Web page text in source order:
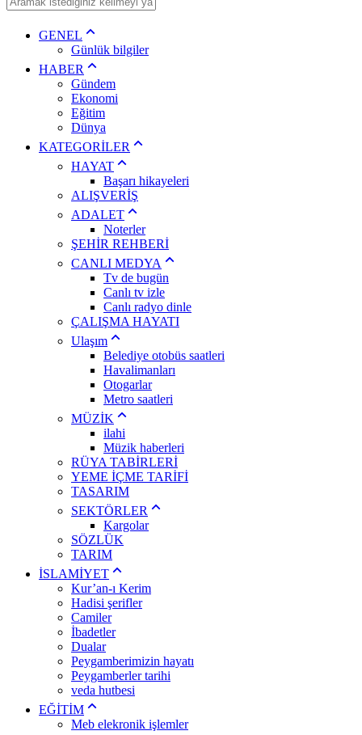
GENEL
Günlük bilgiler
HABER
Gündem
Ekonomi
Eğitim
Dünya
KATEGORİLER
HAYAT
Başarı hikayeleri
ALIŞVERİŞ
ADALET
Noterler
ŞEHİR REHBERİ
CANLI MEDYA
Tv de bugün
Canlı tv izle
Canlı radyo dinle
ÇALIŞMA HAYATI
Ulaşım
Belediye otobüs saatleri
Havalimanları
Otogarlar
Metro saatleri
MÜZİK
ilahi
Müzik haberleri
RÜYA TABİRLERİ
YEME İÇME TARİFİ
TASARIM
SEKTÖRLER
Kargolar
SÖZLÜK
TARIM
İSLAMİYET
Kur’an-ı Kerim
Hadisi şerifler
Camiler
İbadetler
Dualar
Peygamberimizin hayatı
Peygamberler tarihi
veda hutbesi
EĞİTİM
Meb elekronik işlemler